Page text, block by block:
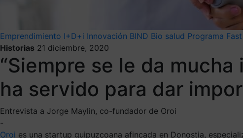
Emprendimiento I+D+i Innovación BIND Bio salud Programa
Historias 21 diciembre, 2020
“Siempre se le da
ha servido para dar
Entrevista a Jorge Maylin, co-fundador de Oroi
-
Oroi es una startup guipuzcoana afincada en Donostia,